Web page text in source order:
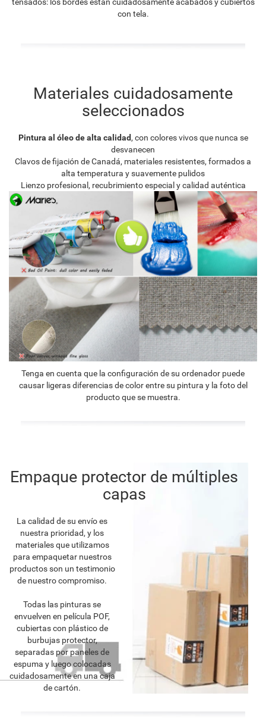
con tela.
Materiales cuidadosamente
seleccionados
Pintura al óleo de alta calidad, con colores vivos que nunca se
desvanecen
Clavos de fijación de Canadá, materiales resistentes, formados a
alta temperatura y suavemente pulidos
Lienzo profesional, recubrimiento especial y calidad auténtica
Tenga en cuenta que la configuración de su ordenador puede
causar ligeras diferencias de color entre su pintura y la foto del
producto que se muestra.
Empaque protector de múltiples
capas
La calidad de su envío es
nuestra prioridad, y los
materiales que utilizamos
para empaquetar nuestros
productos son un testimonio
de nuestro compromiso.
Todas las pinturas se
envuelven en película POF,
cubiertas con plástico de
burbujas protector,
separadas por paneles de
espuma y luego colocadas
cuidadosamente en una caja
de cartón.